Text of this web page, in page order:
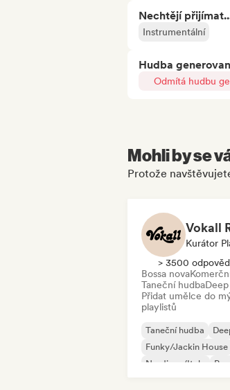
Nechtějí
Instrumentální
Hudba
Odmítá hudbu
Mohli by se
Protože
Vokall
Kurátor
> 3500
Bossa nova
Taneční hudba
Přidat umělce do
playlistů
Taneční hudba
Funky/Jackin House
Nu-disco/Italo